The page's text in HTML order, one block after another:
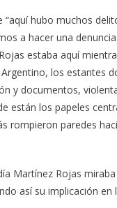
hubo muchos
a hacer una
estaba aquí
los estantes
y documentos,
están los papeles
rompieron paredes
Martínez Rojas
así su implicación en